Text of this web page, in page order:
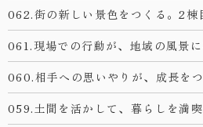
062.街の新しい景色をつくる。2棟
061.現場での行動が、地域の風景に
060.相手への思いやりが、成長をつ
059.土間を活かして、暮らしを満喫